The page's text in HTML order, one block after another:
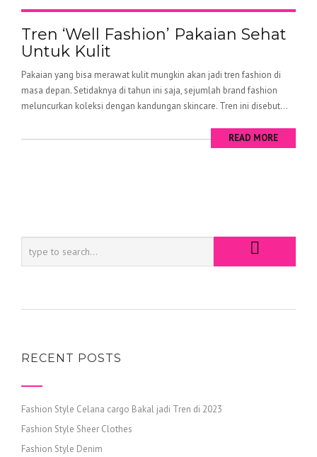
Tren ‘Well Fashion’ Pakaian Sehat
Untuk Kulit
Pakaian yang bisa merawat kulit mungkin akan jadi tren fashion di
masa depan. Setidaknya di tahun ini saja, sejumlah brand fashion
meluncurkan koleksi dengan kandungan skincare. Tren ini disebut...
READ MORE
RECENT POSTS
Fashion Style Celana cargo Bakal jadi Tren di 2023
Fashion Style Sheer Clothes
Fashion Style Denim